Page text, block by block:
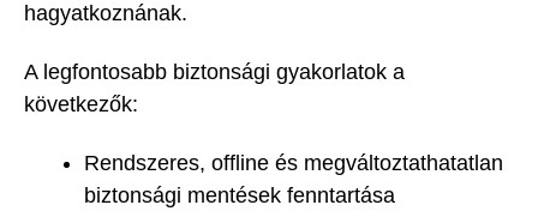
hagyatkoznának.
A legfontosabb biztonsági gyakorlatok a
következők:
Rendszeres, offline és megváltoztathatatlan
biztonsági mentések fenntartása